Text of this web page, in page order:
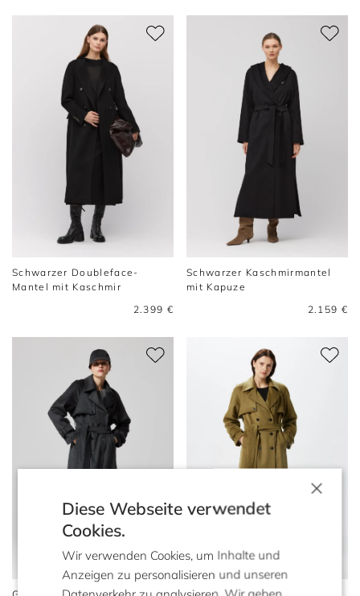
Schwarzer Doubleface-
Mantel mit Kaschmir
2.399 €
Schwarzer Kaschmirmantel
mit Kapuze
2.159 €
×
Diese Webseite verwendet
Cookies.
Wir verwenden Cookies, um Inhalte und
Anzeigen zu personalisieren und unseren